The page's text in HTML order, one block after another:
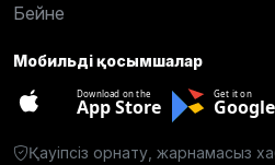
Бейне
Мобильді қосымшалар
Download on the
App Store
Get it on
Қауіпсіз орнату, жарнамасыз